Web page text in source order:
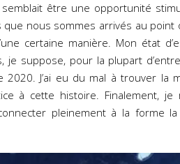
être une opportunité
que nous sommes arrivés au
certaine manière. Mon état
je suppose, pour la plupart
J’ai eu du mal à trouver la
à cette histoire. Finalement,
pleinement à la forme